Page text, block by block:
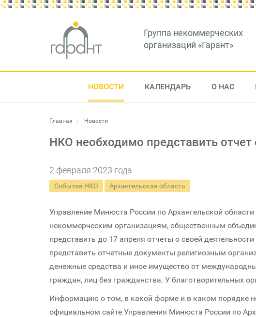
Группа некоммерческих
организаций «Гарант»
НОВОСТИ КАЛЕНДАРЬ О НАС
Главная Новости
НКО необходимо представить
2 февраля 2023 года
События НКО Архангельская область
Управление Минюста России по Архангельской
некоммерческим организациям, общественным
представить до 17 апреля отчеты о своей
представить отчетные документы религиозным
денежные средства и иное имущество от
граждан, лиц без гражданства. У благотворительных
Информацию о том, в какой форме и в каком порядке
официальном сайте Управления Минюста России по